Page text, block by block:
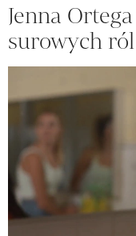
Jenna
surowych